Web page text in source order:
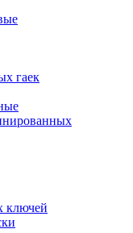
гаек
ключей